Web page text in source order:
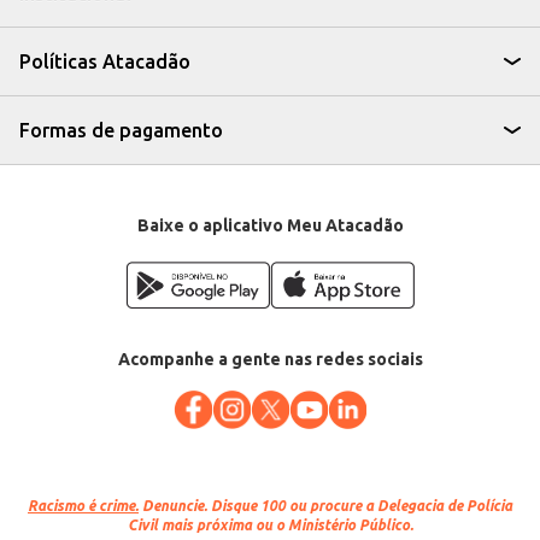
O Melão Pele-de-Sapo do Atacadão oferece praticidade e qualidade para
atender às diversas demandas, seja para revenda ou consumo próprio. Sua
doçura e frescor garantem satisfação aos seus clientes e consumidores.
Políticas Atacadão
Formas de pagamento
Baixe o aplicativo Meu Atacadão
Acompanhe a gente nas redes sociais
Racismo é crime. Denuncie. Disque 100 ou procure a Delegacia de Polícia
Civil mais próxima ou o Ministério Público.